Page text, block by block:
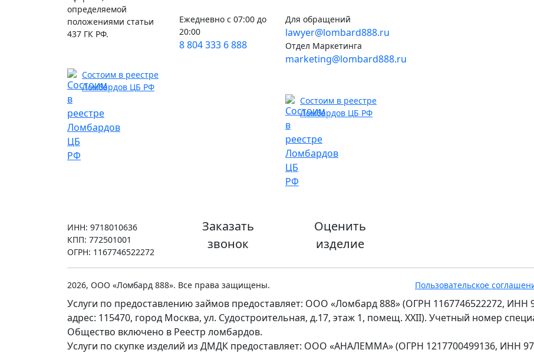
определяемой
положениями статьи
437 ГК РФ.
Состоим в реестре
Ломбардов ЦБ РФ
ИНН: 9718010636
КПП: 772501001
ОГРН: 1167746522272
Ежедневно с 07:00 до
20:00
8 804 333 6 888
Для обращений
lawyer@lombard888.ru
Отдел Маркетинга
marketing@lombard888.ru
Состоим в реестре
Ломбардов ЦБ РФ
Заказать
звонок
Оценить
изделие
2026, ООО «Ломбард 888». Все права защищены. Пользовательское
Услуги по предоставлению займов предоставляет: ООО «Ломбард 888» (ОГРН 1167746522272, ИНН
адрес: 115470, город Москва, ул. Судостроительная, д.17, этаж 1, помещ. XXII). Учетный номер
Общество включено в Реестр ломбардов.
Услуги по скупке изделий из ДМДК предоставляет: ООО «АНАЛЕММА» (ОГРН 1217700499136, ИНН